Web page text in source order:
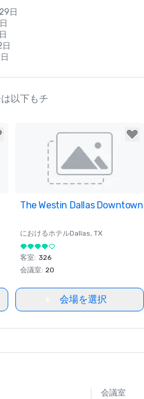
日
以下もチ
Removed from favorites
The Westin Dallas Downtown
におけるホテルDallas, TX
客室: 326
会議室: 20
会場を選択
会議室